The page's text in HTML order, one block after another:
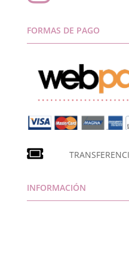
FORMAS DE PAGO
INFORMACIÓN